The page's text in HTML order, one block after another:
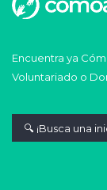
Encuentra ya
Voluntariado o